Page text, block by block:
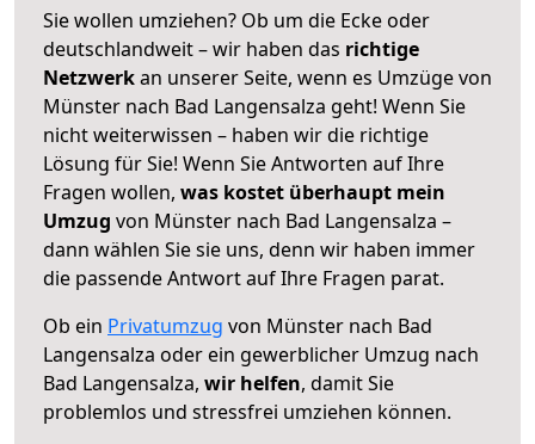
Sie wollen umziehen? Ob um die Ecke oder
deutschlandweit – wir haben das richtige
Netzwerkan unserer Seite, wenn es Umzüge von
Münster nach Bad Langensalza geht! Wenn Sie
nicht weiterwissen – haben wir die richtige
Lösung für Sie! Wenn Sie Antworten auf Ihre
Fragen wollen, was kostet überhaupt mein
Umzug von Münster nach Bad Langensalza –
dann wählen Sie sie uns, denn wir haben immer
die passende Antwort auf Ihre Fragen parat.
Ob ein Privatumzug von Münster nach Bad
Langensalza oder ein gewerblicher Umzug nach
Bad Langensalza, wir helfen, damit Sie
problemlos und stressfrei umziehen können.